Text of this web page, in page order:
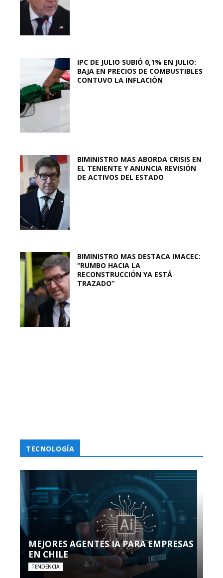
IPC DE JULIO SUBIÓ 0,1% EN JULIO:
BAJA EN PRECIOS DE COMBUSTIBLES
CONTUVO LA INFLACIÓN
BIMINISTRO MAS ABORDA CRISIS EN
EL TENIENTE Y ANUNCIA REVISIÓN
DE ACTIVOS DEL ESTADO
BIMINISTRO MAS DESTACA IMACEC:
“RUMBO HACIA LA
RECONSTRUCCIÓN YA ESTÁ
TRAZADO”
TECNOLOGÍA
MEJORES AGENTES IA PARA EMPRESAS
EN CHILE
TENDENCIA